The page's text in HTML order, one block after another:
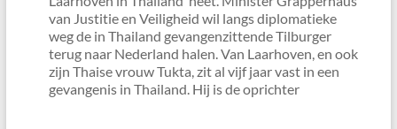
van Justitie en Veiligheid wil langs diplomatieke
weg de in Thailand gevangenzittende Tilburger
terug naar Nederland halen. Van Laarhoven, en ook
zijn Thaise vrouw Tukta, zit al vijf jaar vast in een
gevangenis in Thailand. Hij is de oprichter